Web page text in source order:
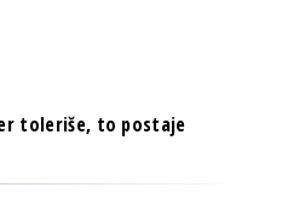
toleriše, to postaje